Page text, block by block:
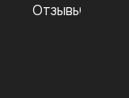
Отзывы